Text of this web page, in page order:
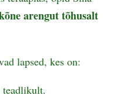
arengut tõhusalt
lapsed, kes on:
teadlikult.